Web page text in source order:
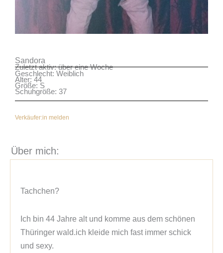
Sandora
Zuletzt aktiv: über eine Woche
Geschlecht: Weiblich
Alter: 44
Größe: S
Schuhgröße: 37
Verkäufer:in melden
Über mich:
Tachchen?
Ich bin 44 Jahre alt und komme aus dem schönen
Thüringer wald.ich kleide mich fast immer schick
und sexy.